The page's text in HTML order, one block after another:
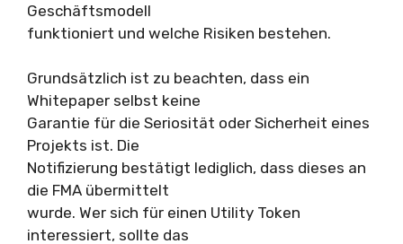
Geschäftsmodell
funktioniert und welche Risiken bestehen.
Grundsätzlich ist zu beachten, dass ein
Whitepaper selbst keine
Garantie für die Seriosität oder Sicherheit eines
Projekts ist. Die
Notifizierung bestätigt lediglich, dass dieses an
die FMA übermittelt
wurde. Wer sich für einen Utility Token
interessiert, sollte das